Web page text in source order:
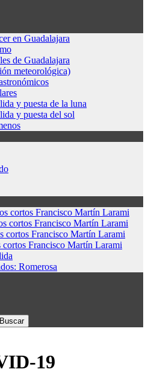
en Guadalajara
de Guadalajara
meteorológica)
y puesta de la luna
y puesta del sol
cortos Francisco Martín Larami
cortos Francisco Martín Larami
cortos Francisco Martín Larami
cortos Francisco Martín Larami
Romerosa
19